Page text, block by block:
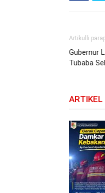
Artikulli
Gubernur
Tubaba
ARTIKEL